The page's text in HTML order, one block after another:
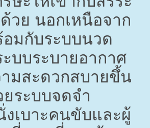
วย นอกเหนือจาก
มกับระบบนวด
บบระบายอากาศ
มสะดวกสบายขึ้น
ระบบจดจำ
เบาะคนขับและผู้